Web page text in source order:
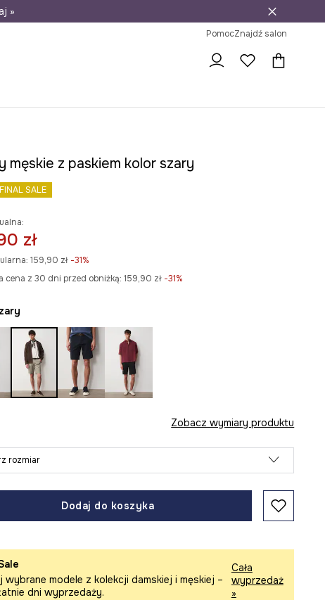
na zwrot
»
PomocZnajdź salon
męskie z paskiem kolor szary
FINAL SALE
zł
159,90 zł-31%
cena z 30 dni przed obniżką: 159,90 zł -31%
Zobacz wymiary produktu
rozmiar
Dodaj do koszyka
wybrane modele z kolekcji damskiej i męskiej –
dni wyprzedaży.
Cała
wyprzedaż
»